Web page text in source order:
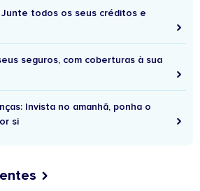
todos os seus créditos e
seguros, com coberturas à sua
Invista no amanhã, ponha o
si